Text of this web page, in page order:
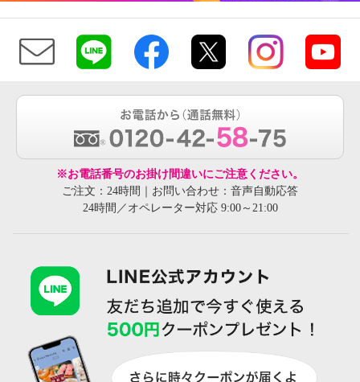
※お電話番号のお掛け間違いにご注意ください。
ご注文：24時間｜お問い合わせ：音声自動応答
24時間／オペレーター対応 9:00～21:00